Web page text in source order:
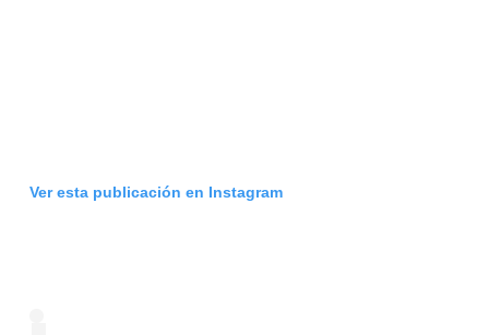
Ver esta publicación en Instagram